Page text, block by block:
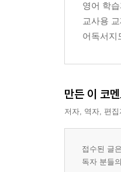
영어 학
교사용
어독서지
만든 이 코
저자, 역자, 편
접수된 글
독자 분들